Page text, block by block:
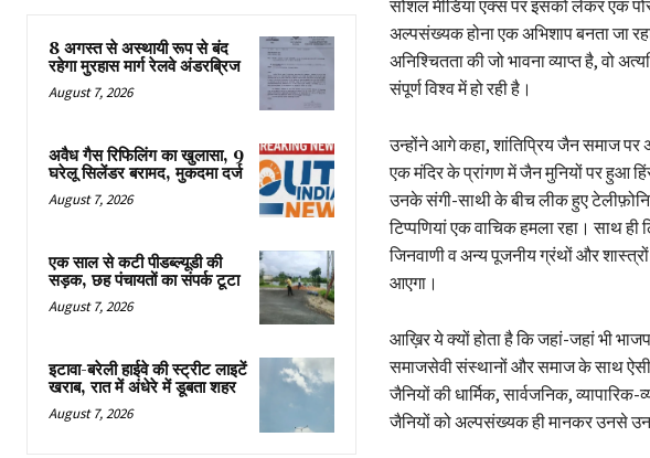
8 अगस्त से अस्थायी रूप से बंद
रहेगा मुरहास मार्ग रेलवे अंडरब्रिज
August 7, 2026
अवैध गैस रिफिलिंग का खुलासा, 9
घरेलू सिलेंडर बरामद, मुकदमा दर्ज
August 7, 2026
एक साल से कटी पीडब्ल्यूडी की
सड़क, छह पंचायतों का संपर्क टूटा
August 7, 2026
इटावा-बरेली हाईवे की स्ट्रीट लाइटें
खराब, रात में अंधेरे में डूबता शहर
August 7, 2026
सोशल मीडिया एक्स पर इसको लेकर एक
अल्पसंख्यक होना एक अभिशाप बनता जा
अनिश्चितता की जो भावना व्याप्त है, वो
संपूर्ण विश्व में हो रही है।
उन्होंने आगे कहा, शांतिप्रिय जैन समाज पर
एक मंदिर के प्रांगण में जैन मुनियों पर हुआ
उनके संगी-साथी के बीच लीक हुए
टिप्पणियां एक वाचिक हमला रहा। साथ
जिनवाणी व अन्य पूजनीय ग्रंथों और
आएगा।
आख़िर ये क्यों होता है कि जहां-जहां भी
समाजसेवी संस्थानों और समाज के साथ ऐसी
जैनियों की धार्मिक, सार्वजनिक,
जैनियों को अल्पसंख्यक ही मानकर उनसे